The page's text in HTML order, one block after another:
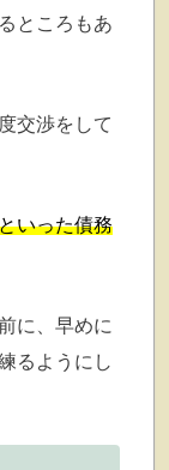
ところもあ
交渉をして
いった債務
に、早めに
るようにし